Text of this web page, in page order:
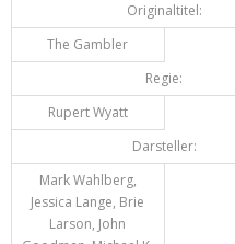
Originaltitel:
The Gambler
Regie:
Rupert Wyatt
Darsteller:
Mark Wahlberg,
Jessica Lange, Brie
Larson, John